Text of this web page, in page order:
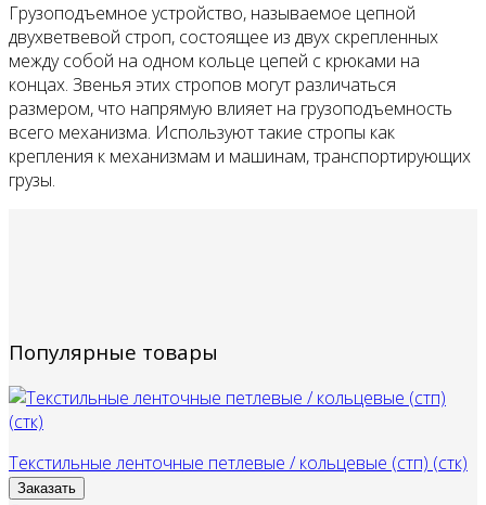
Грузоподъемное устройство, называемое цепной
двухветвевой строп, состоящее из двух скрепленных
между собой на одном кольце цепей с крюками на
концах. Звенья этих стропов могут различаться
размером, что напрямую влияет на грузоподъемность
всего механизма. Используют такие стропы как
крепления к механизмам и машинам, транспортирующих
грузы.
Популярные товары
Текстильные ленточные петлевые / кольцевые (стп) (стк)
Заказать